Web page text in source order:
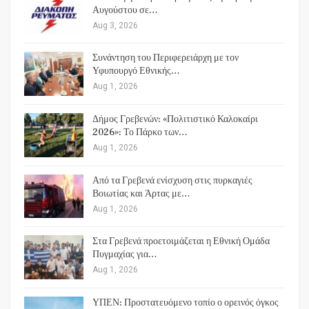
Αυγούστου σε…
Aug 3, 2026
Συνάντηση του Περιφερειάρχη με τον
Υφυπουργό Εθνικής…
Aug 1, 2026
Δήμος Γρεβενών: «Πολιτιστικό Καλοκαίρι
2026»: Το Πάρκο των…
Aug 1, 2026
Από τα Γρεβενά ενίσχυση στις πυρκαγιές
Βοιωτίας και Άρτας με…
Aug 1, 2026
Στα Γρεβενά προετοιμάζεται η Εθνική Ομάδα
Πυγμαχίας για…
Aug 1, 2026
ΥΠΕΝ: Προστατευόμενο τοπίο ο ορεινός όγκος